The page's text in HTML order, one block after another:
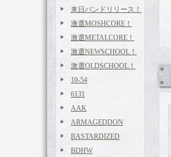
来日バンドリリース！
激選MOSHCORE！
激選METALCORE！
激選NEWSCHOOL！
激選OLDSCHOOL！
10-54
6131
AAK
ARMAGEDDON
BASTARDIZED
BDHW